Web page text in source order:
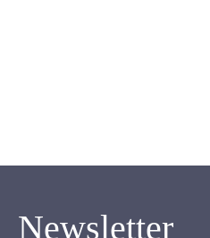
Newsletter